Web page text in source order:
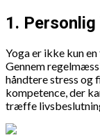
1.
Yoga er ikke kun
Gennem
håndtere stress og
kompetence, der
træffe